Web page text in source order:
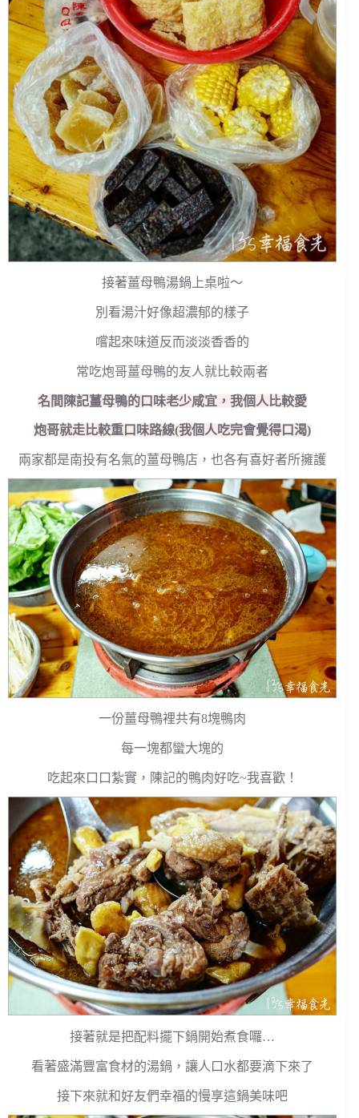
接著薑母鴨湯鍋上桌啦～
別看湯汁好像超濃郁的樣子
嚐起來味道反而淡淡香香的
常吃炮哥薑母鴨的友人就比較兩者
名間陳記薑母鴨的口味老少咸宜，我個人比較愛
炮哥就走比較重口味路線(我個人吃完會覺得口渴)
兩家都是南投有名氣的薑母鴨店，也各有喜好者所擁護
一份薑母鴨裡共有8塊鴨肉
每一塊都蠻大塊的
吃起來口口紮實，陳記的鴨肉好吃~我喜歡！
接著就是把配料擺下鍋開始煮食囉…
看著盛滿豐富食材的湯鍋，讓人口水都要滴下來了
接下來就和好友們幸福的慢享這鍋美味吧